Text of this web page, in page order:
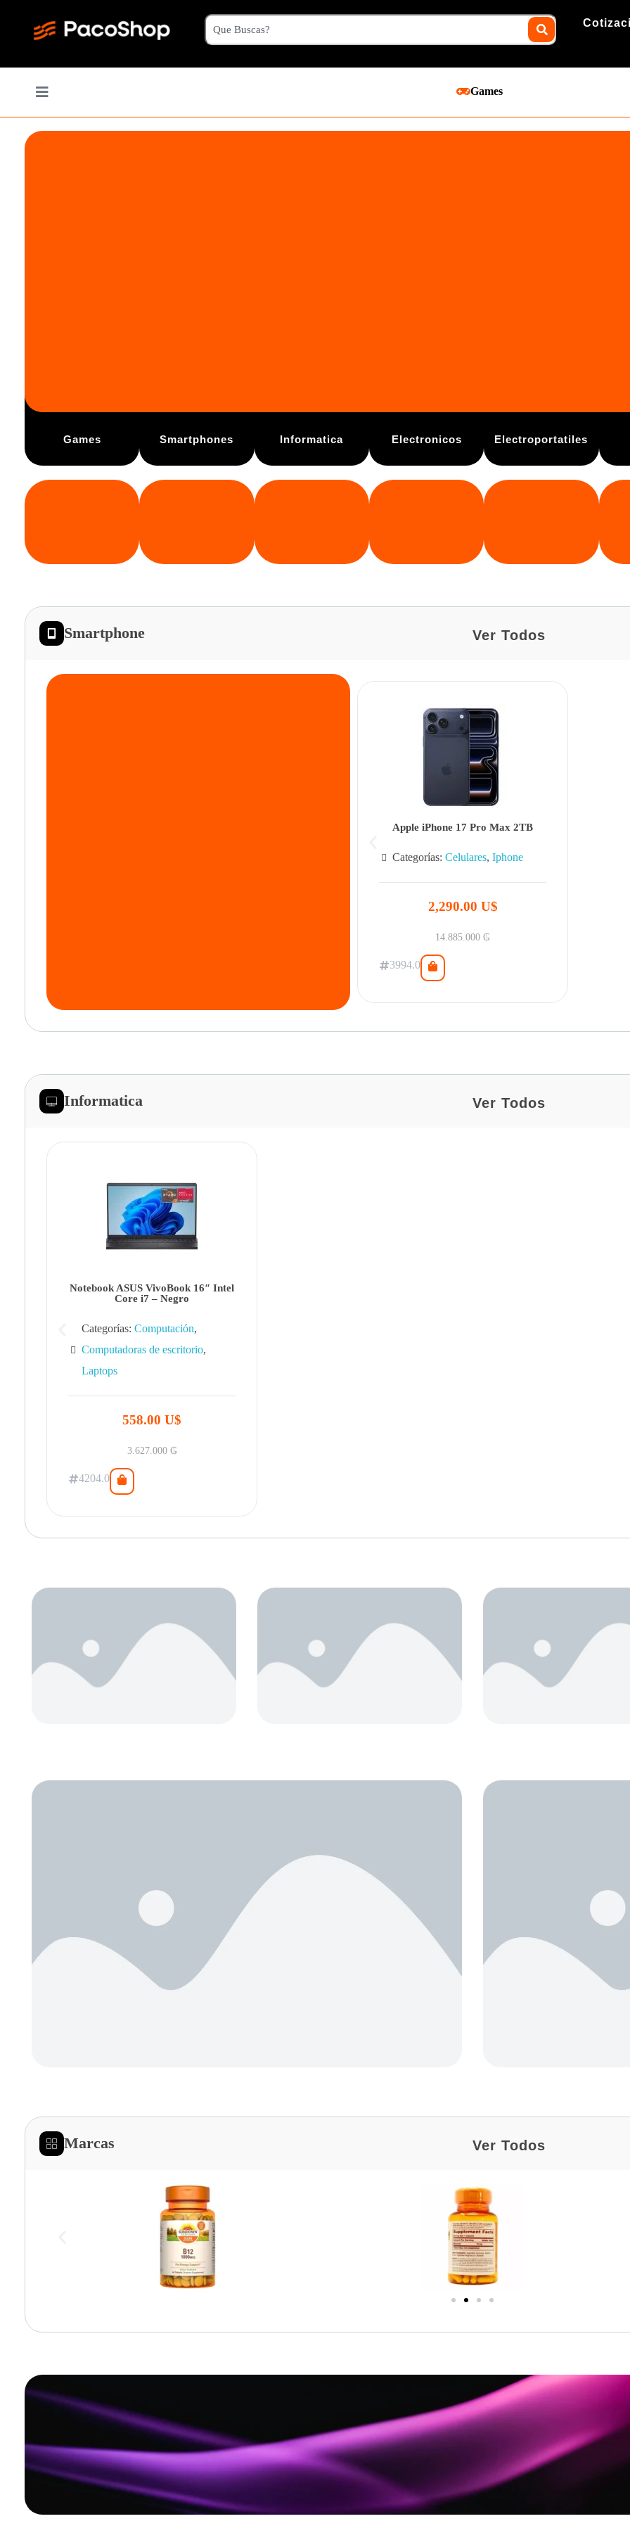
Games
Games Smartphones Informatica Electronicos Electroportatiles
Smartphone Ver Todos
Apple iPhone 17 Pro Max 2TB
Categorías:Celulares,Iphone
2,290.00 U$
14.885.000₲
3994.0
Informatica Ver Todos
Notebook ASUS VivoBook 16″ Intel
Core i7 – Negro
Categorías: Computación,
Computadoras de escritorio,
Laptops
558.00 U$
3.627.000 ₲
4204.0
Marcas Ver Todos